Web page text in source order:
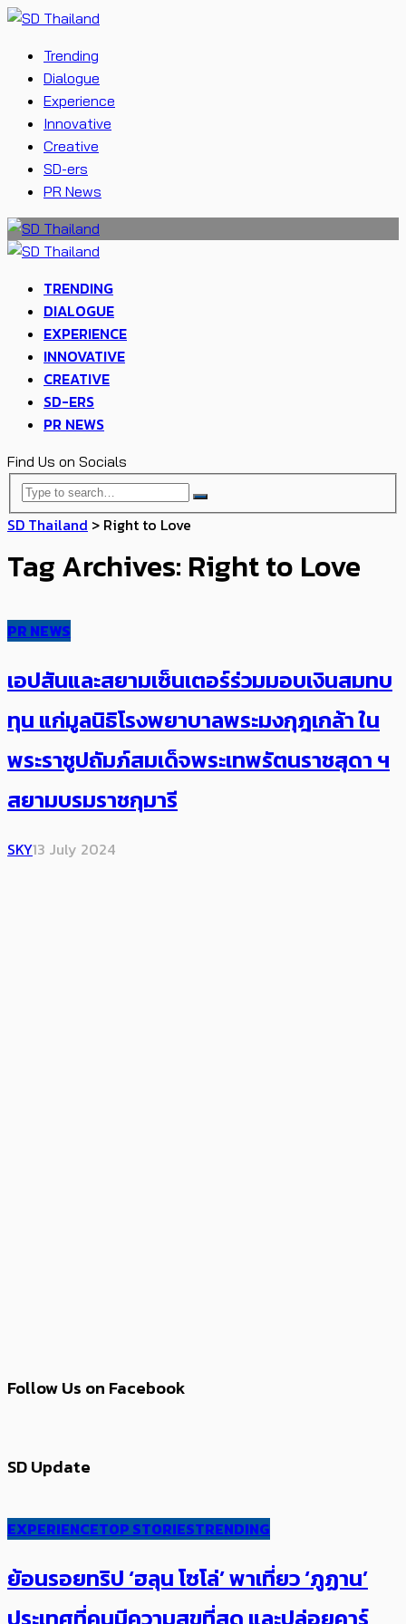
Trending
Dialogue
Experience
Innovative
Creative
SD-ers
PR News
TRENDING
DIALOGUE
EXPERIENCE
INNOVATIVE
CREATIVE
SD-ERS
PR NEWS
Find Us on Socials
SD Thailand > Right to Love
Tag Archives: Right to Love
PR NEWS
เอปสันและสยามเซ็นเตอร์ร่วมมอบเงินสมทบ
ทุน แก่มูลนิธิโรงพยาบาลพระมงกุฎเกล้า ใน
พระราชูปถัมภ์สมเด็จพระเทพรัตนราชสุดา ฯ
สยามบรมราชกุมารี
SKY13 July 2024
Follow Us on Facebook
SD Update
EXPERIENCETOP STORIESTRENDING
ย้อนรอยทริป ‘ฮลุน โซโล่’ ​​พาเที่ยว ‘ภูฏาน’